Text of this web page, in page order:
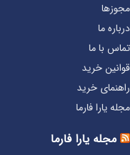
مجوزها
درباره ما
تماس با ما
قوانین خرید
راهنمای خرید
مجله یارا فارما
مجله یارا فارما